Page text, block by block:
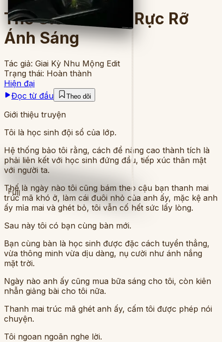
Full
Thế Giới Của Tôi Rực Rỡ
Ánh Sáng
Tác giả: Giai Kỳ Nhu Mộng Edit
Trạng thái: Hoàn thành
Hiện đại
Đọc từ đầu
Theo dõi
Giới thiệu truyện
Tôi là học sinh đội sổ của lớp.
Hệ thống bảo tôi rằng, cách để nâng cao thành tích là
phải liên kết với học sinh đứng đầu, tiếp xúc thân mật
với người ta.
Thế là ngày nào tôi cũng bám theo cậu bạn thanh mai
trúc mã khó ở, làm cái đuôi nhỏ của anh ấy, mặc kệ anh
ấy mỉa mai và ghét bỏ, tôi vẫn cố hết sức lấy lòng.
Sau này tôi có bạn cùng bàn mới.
Bạn cùng bàn là học sinh được đặc cách tuyển thẳng,
vừa thông minh vừa dịu dàng, nụ cười như ánh nắng
mặt trời.
Ngày nào anh ấy cũng mua bữa sáng cho tôi, còn kiên
nhẫn giảng bài cho tôi nữa.
Thanh mai trúc mã ghét anh ấy, cấm tôi được phép nói
chuyện.
Tôi ngoan ngoãn nghe lời.